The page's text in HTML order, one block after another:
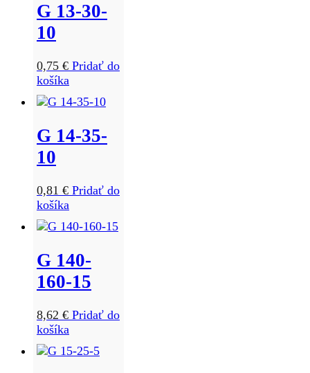
G 13-30-
10
0,75 € Pridať do
košíka
G 14-35-
10
0,81 € Pridať do
košíka
G 140-
160-15
8,62 € Pridať do
košíka